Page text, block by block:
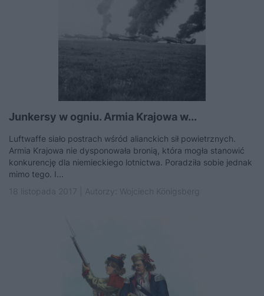
Junkersy w ogniu. Armia Krajowa w...
Luftwaffe siało postrach wśród alianckich sił powietrznych.
Armia Krajowa nie dysponowała bronią, która mogła stanowić
konkurencję dla niemieckiego lotnictwa. Poradziła sobie jednak
mimo tego. I...